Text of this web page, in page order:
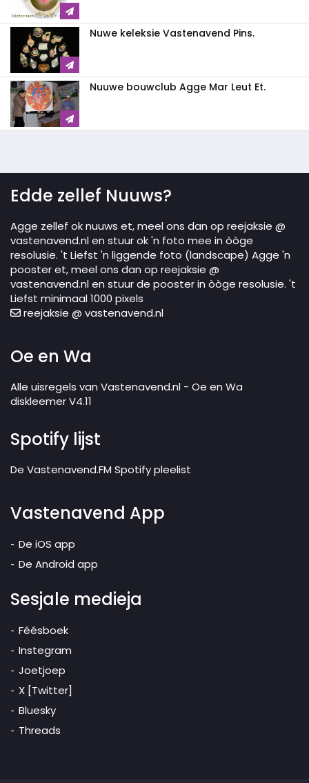
Nuwe keleksie Vastenavend Pins.
Nuuwe bouwclub Agge Mar Leut Et.
Edde zellef Nuuws?
Agge zellef ok nuuws et, meel ons dan op reejaksie @
vastenavend.nl en stuur ok 'n foto mee in òòge
resolusie. 't Liefst 'n liggende foto (landscape) Agge 'n
pooster et, meel ons dan op reejaksie @
vastenavend.nl en stuur de pooster in òòge resolusie. 't
Liefst minimaal 1000 pixels
reejaksie @ vastenavend.nl
Oe en Wa
Alle uisregels van Vastenavend.nl - Oe en Wa
diskleemer V4.11
Spotify lijst
De Vastenavend.FM Spotify pleelist
Vastenavend App
De iOS app
De Android app
Sesjale medieja
Féésboek
Instegram
Joetjoep
X [Twitter]
Bluesky
Threads